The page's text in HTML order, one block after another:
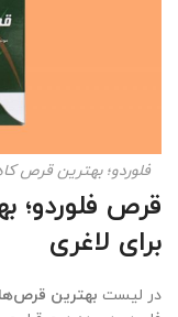
فلوردو؛ بهترین قرص
قرص
برای لاغری
در لیست بهترین